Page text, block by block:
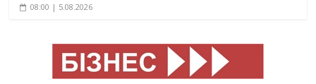
08:00 | 5.08.2026